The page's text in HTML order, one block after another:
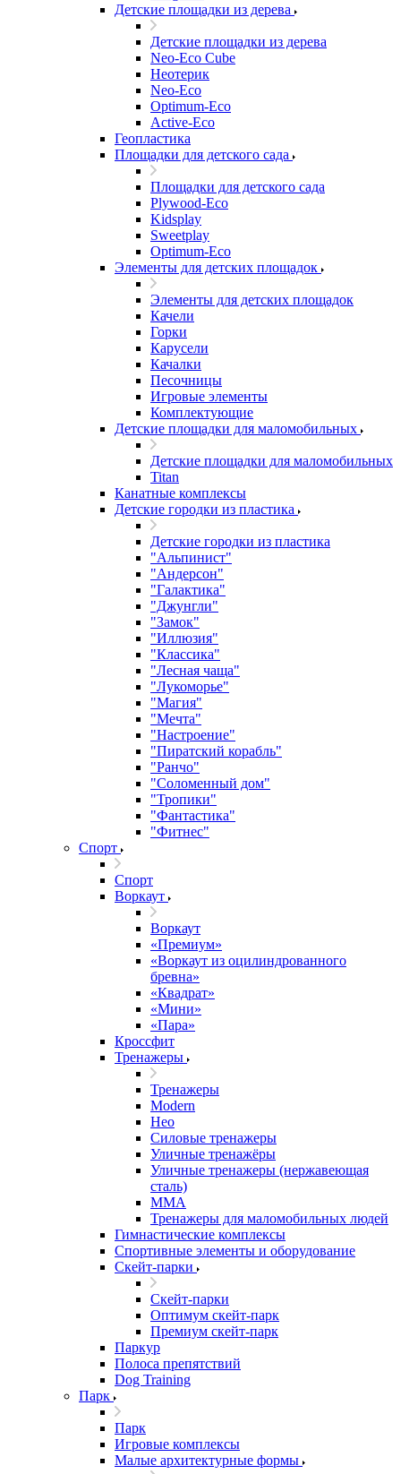
Детские площадки из дерева
Детские площадки из дерева
Neo-Eco Cube
Неотерик
Neo-Eco
Оptimum-Еco
Active-Eco
Геопластика
Площадки для детского сада
Площадки для детского сада
Plywood-Eco
Kidsplay
Sweetplay
Оptimum-Еco
Элементы для детских площадок
Элементы для детских площадок
Качели
Горки
Карусели
Качалки
Песочницы
Игровые элементы
Комплектующие
Детские площадки для маломобильных
Детские площадки для маломобильных
Titan
Канатные комплексы
Детские городки из пластика
Детские городки из пластика
"Альпинист"
"Андерсон"
"Галактика"
"Джунгли"
"Замок"
"Иллюзия"
"Классика"
"Лесная чаща"
"Лукоморье"
"Магия"
"Мечта"
"Настроение"
"Пиратский корабль"
"Ранчо"
"Соломенный дом"
"Тропики"
"Фантастика"
"Фитнес"
Спорт
Спорт
Воркаут
Воркаут
«Премиум»
«Воркаут из оцилиндрованного
бревна»
«Квадрат»
«Мини»
«Пара»
Кроссфит
Тренажеры
Тренажеры
Modern
Нео
Силовые тренажеры
Уличные тренажёры
Уличные тренажеры (нержавеющая
сталь)
ММА
Тренажеры для маломобильных людей
Гимнастические комплексы
Спортивные элементы и оборудование
Скейт-парки
Скейт-парки
Оптимум скейт-парк
Премиум скейт-парк
Паркур
Полоса препятствий
Dog Training
Парк
Парк
Игровые комплексы
Малые архитектурные формы